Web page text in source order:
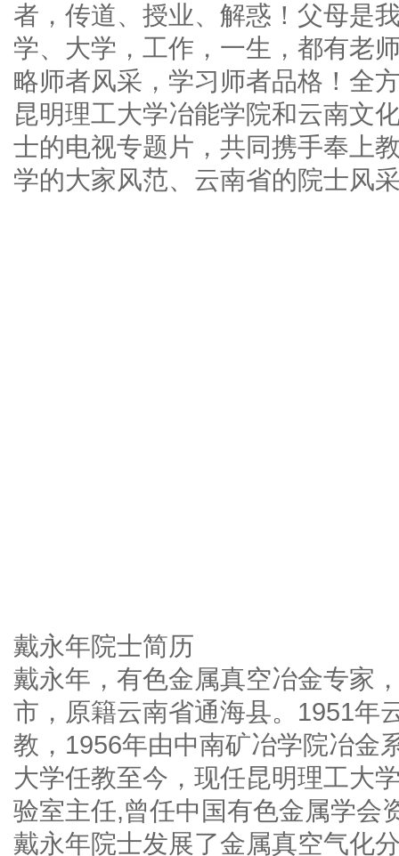
者，传道、授业、解惑！父母是
学、大学，工作，一生，都有老
略师者风采，学习师者品格！全
昆明理工大学冶能学院和云南文
士的电视专题片，共同携手奉上
学的大家风范、云南省的院士风
戴永年院士简历
戴永年，有色金属真空冶金专家
市，原籍云南省通海县。1951年
教，1956年由中南矿冶学院冶金
大学任教至今，现任昆明理工大
验室主任,曾任中国有色金属学会
戴永年院士发展了金属真空气化